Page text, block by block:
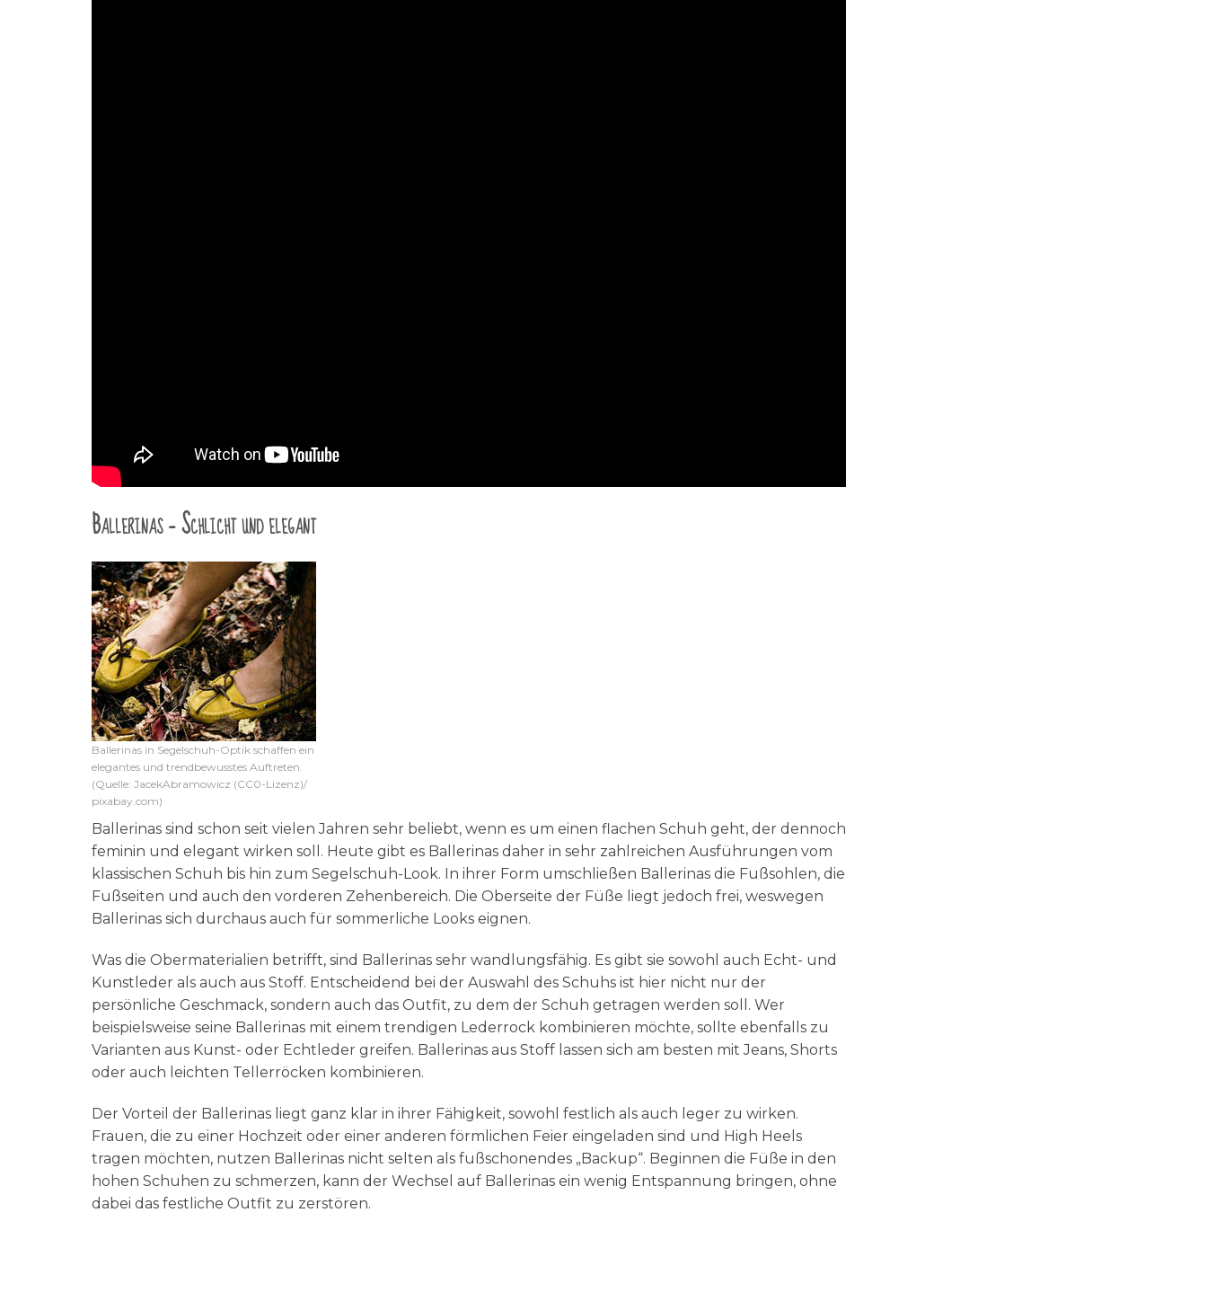
Ballerinas – Schlicht und elegant
Ballerinas in Segelschuh-Optik schaffen ein
elegantes und trendbewusstes Auftreten.
(Quelle: JacekAbramowicz (CC0-Lizenz)/
pixabay.com)
Ballerinas sind schon seit vielen Jahren sehr beliebt, wenn es um einen flachen Schuh geht, der dennoch
feminin und elegant wirken soll. Heute gibt es Ballerinas daher in sehr zahlreichen Ausführungen vom
klassischen Schuh bis hin zum Segelschuh-Look. In ihrer Form umschließen Ballerinas die Fußsohlen, die
Fußseiten und auch den vorderen Zehenbereich. Die Oberseite der Füße liegt jedoch frei, weswegen
Ballerinas sich durchaus auch für sommerliche Looks eignen.
Was die Obermaterialien betrifft, sind Ballerinas sehr wandlungsfähig. Es gibt sie sowohl auch Echt- und
Kunstleder als auch aus Stoff. Entscheidend bei der Auswahl des Schuhs ist hier nicht nur der
persönliche Geschmack, sondern auch das Outfit, zu dem der Schuh getragen werden soll. Wer
beispielsweise seine Ballerinas mit einem trendigen Lederrock kombinieren möchte, sollte ebenfalls zu
Varianten aus Kunst- oder Echtleder greifen. Ballerinas aus Stoff lassen sich am besten mit Jeans, Shorts
oder auch leichten Tellerröcken kombinieren.
Der Vorteil der Ballerinas liegt ganz klar in ihrer Fähigkeit, sowohl festlich als auch leger zu wirken.
Frauen, die zu einer Hochzeit oder einer anderen förmlichen Feier eingeladen sind und High Heels
tragen möchten, nutzen Ballerinas nicht selten als fußschonendes „Backup“. Beginnen die Füße in den
hohen Schuhen zu schmerzen, kann der Wechsel auf Ballerinas ein wenig Entspannung bringen, ohne
dabei das festliche Outfit zu zerstören.